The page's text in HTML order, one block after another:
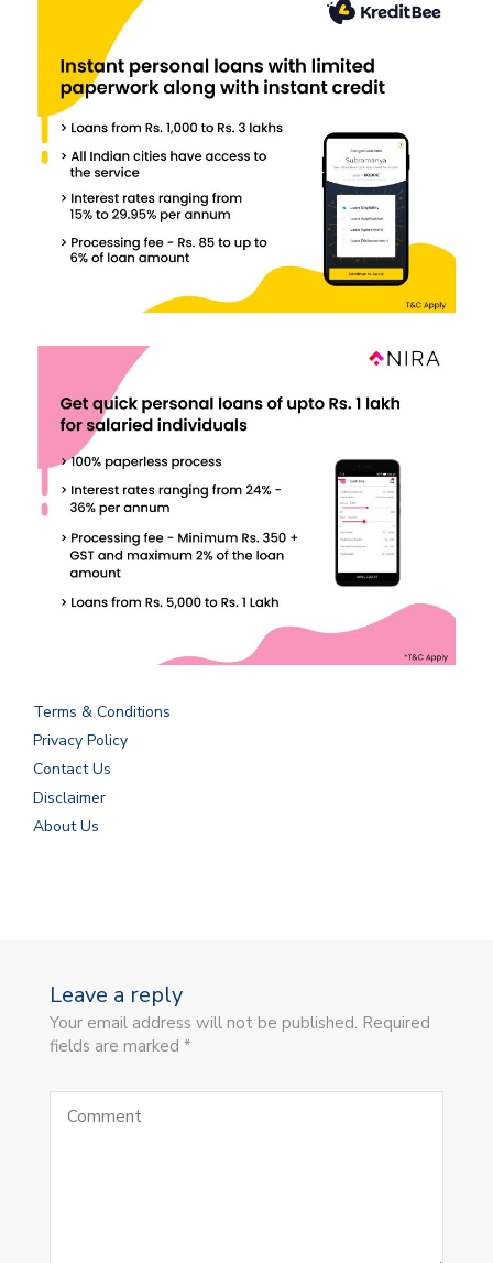
Terms & Conditions
Privacy Policy
Contact Us
Disclaimer
About Us
Leave a reply
Your email address will not be published. Required
fields are marked *